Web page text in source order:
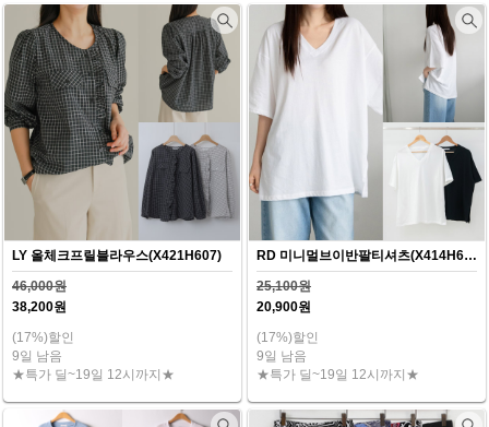
LY 올체크프릴블라우스(X421H607)
46,000원
38,200원
(17%)할인
9일 남음
★특가 딜~19일 12시까지★
RD 미니멀브이반팔티셔츠(X414H607)
25,100원
20,900원
(17%)할인
9일 남음
★특가 딜~19일 12시까지★